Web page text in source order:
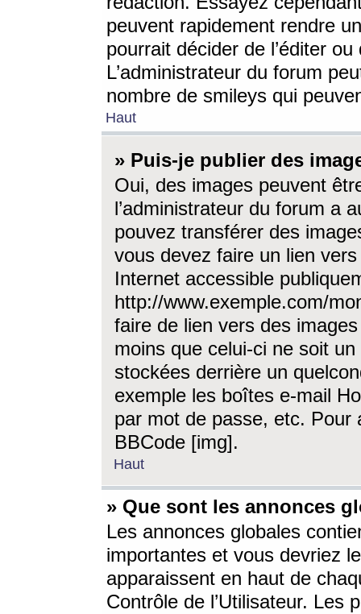
peuvent rapidement rendre
pourrait décider de l’éditer
L’administrateur du forum
nombre de smileys qui
Haut
» Puis-je publier des
Oui, des images peuvent
l’administrateur du forum a
pouvez transférer des
vous devez faire un lien
Internet accessible
http://www.exemple.com/
faire de lien vers des
moins que celui-ci ne soit
stockées derrière un
exemple les boîtes e-mail
par mot de passe, etc. Pour
BBCode [img].
Haut
» Que sont les annonces
Les annonces globales
importantes et vous devriez
apparaissent en haut de
Contrôle de l’Utilisateur. Les